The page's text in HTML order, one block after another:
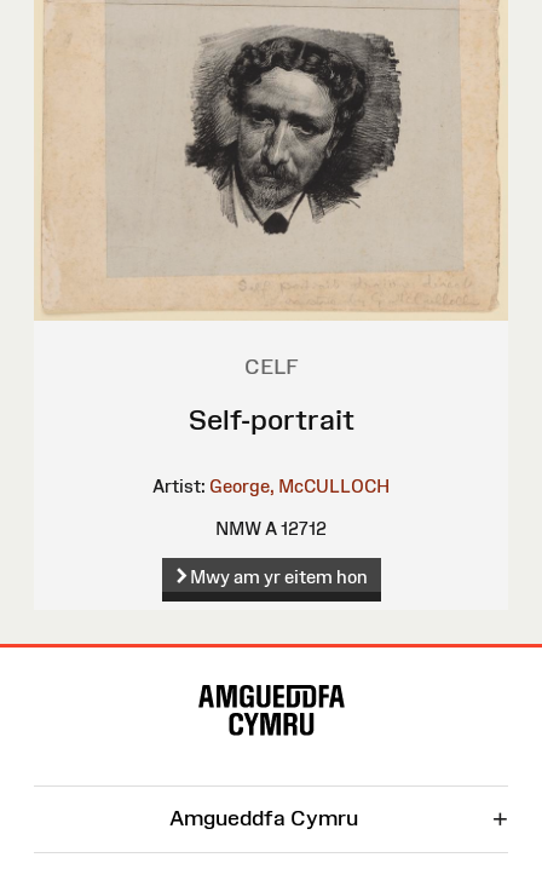
CELF
Self-portrait
Artist: George, McCULLOCH
NMW A 12712
Mwy am yr eitem hon
Amgueddfa Cymru +